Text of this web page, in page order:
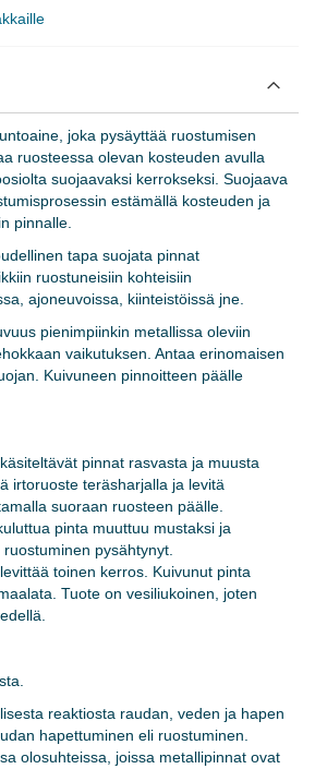
joka pysäyttää ruostumisen
ruosteessa olevan kosteuden avulla
suojaavaksi kerrokseksi. Suojaava
estämällä kosteuden ja
pinnalle.
tapa suojata pinnat
ruostuneisiin kohteisiin
ajoneuvoissa, kiinteistöissä jne.
pienimpiinkin metallissa oleviin
vaikutuksen. Antaa erinomaisen
Kuivuneen pinnoitteen päälle
pinnat rasvasta ja muusta
irtoruoste teräsharjalla ja levitä
suoraan ruosteen päälle.
pinta muuttuu mustaksi ja
pysähtynyt.
toinen kerros. Kuivunut pinta
Tuote on vesiliukoinen, joten
reaktiosta raudan, veden ja hapen
hapettuminen eli ruostuminen.
olosuhteissa, joissa metallipinnat ovat